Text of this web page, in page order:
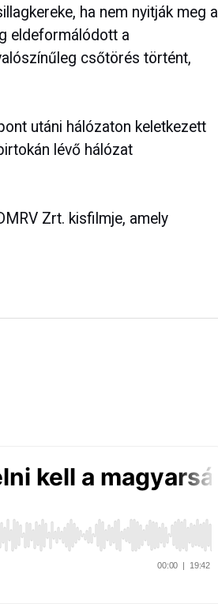
ha nem nyitják meg a
eldeformálódott a
csőtörés történt,
utáni hálózaton keletkezett
lévő hálózat
Zrt. kisfilmje, amely